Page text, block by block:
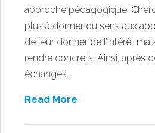
approche pédagogique.
plus à donner du sens aux
de leur donner de l’intérêt
rendre concrets. Ainsi, après
échanges…
Read More